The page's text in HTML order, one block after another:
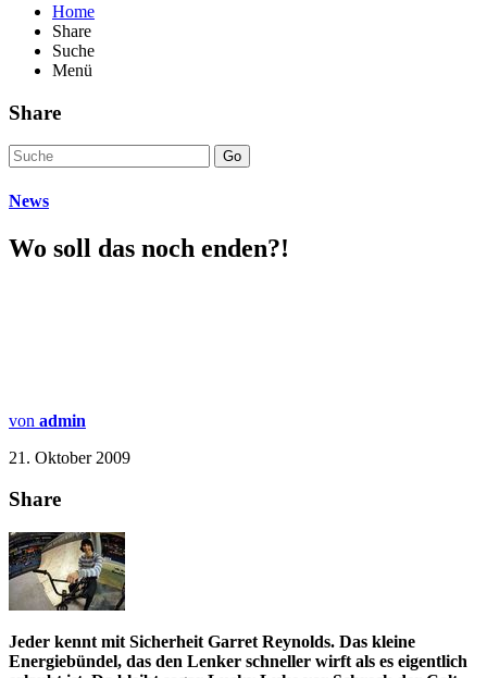
Home
Share
Suche
Menü
Share
Go
News
Wo soll das noch enden?!
von admin
21. Oktober 2009
Share
Jeder kennt mit Sicherheit Garret Reynolds. Das kleine
Energiebündel, das den Lenker schneller wirft als es eigentlich